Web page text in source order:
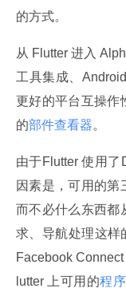
的方式。
从 Flutter 进入
工具集成、
更好的平台互操作
的部件查看器。
由于Flutter 使用
因素是，可用的第
而不必什么东西都
求、导航处理这样
Facebook
lutter 上可用的程